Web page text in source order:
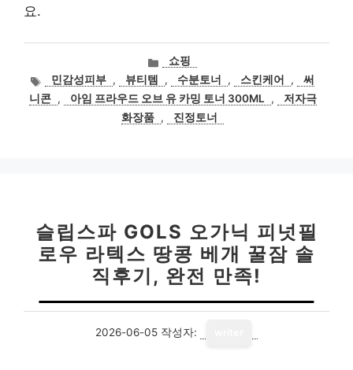
요.
카
고
리
쇼핑
태
그
민감성피부 , 뷰티템 , 수분토너 , 스킨케어 ,
써
니콘 , 아임 프라우드 오브 유 카밍 토너 300ML ,
저자극
화장품 , 진정토너
슬립스파 GOLS 오가닉 피넛필
로우 라텍스 땅콩 베개 꿀잠 솔
직후기, 완전 만족!
2026-06-05 작성자: